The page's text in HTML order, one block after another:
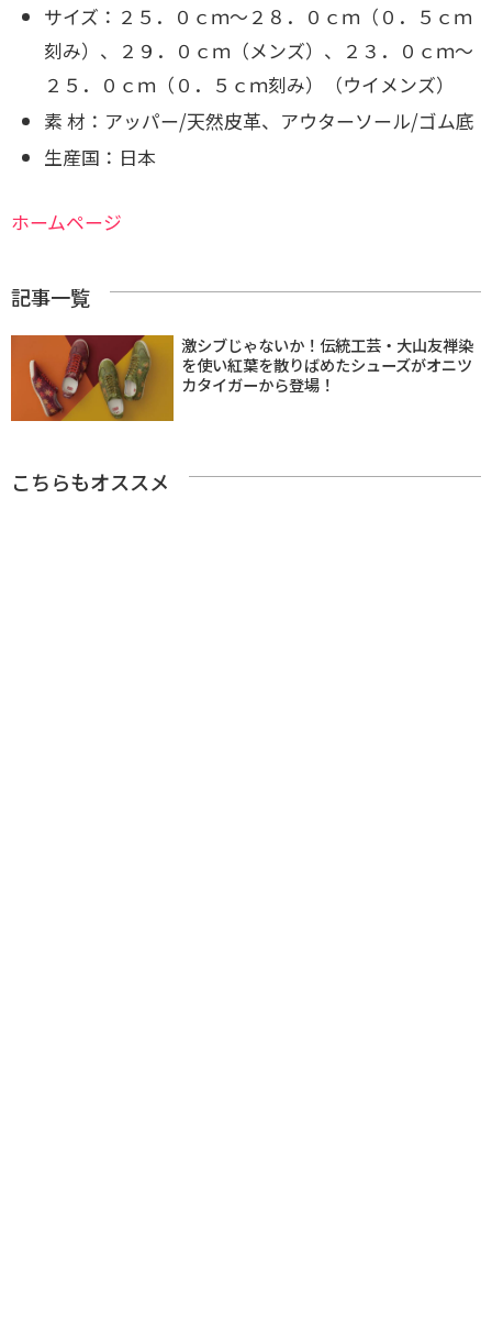
サイズ：２５．０ｃｍ～２８．０ｃｍ（０．５ｃｍ
刻み）、２９．０ｃｍ（メンズ）、２３．０ｃｍ～
２５．０ｃｍ（０．５ｃｍ刻み）（ウイメンズ）
素 材：アッパー/天然皮革、アウターソール/ゴム底
生産国：日本
ホームページ
記事一覧
激シブじゃないか！伝統工芸・大山友禅染
を使い紅葉を散りばめたシューズがオニツ
カタイガーから登場！
こちらもオススメ